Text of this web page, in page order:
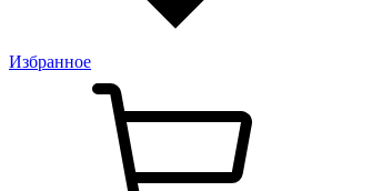
Избранное